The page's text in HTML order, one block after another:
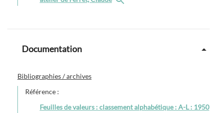
Documentation
Bibliographies / archives
Référence :
Feuilles de valeurs : classement alphabétique : A-L : 1950